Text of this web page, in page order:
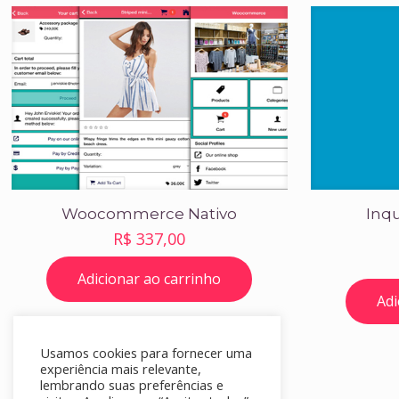
Woocommerce Nativo
R$ 337,00
Adicionar ao carrinho
Usamos cookies para fornecer uma
experiência mais relevante,
lembrando suas preferências e